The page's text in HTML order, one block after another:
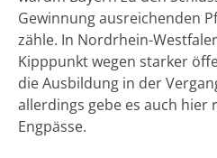
Gewinnung ausreichenden
zähle. In Nordrhein-
Kipppunkt wegen starker
die Ausbildung in der
allerdings gebe es auch
Engpässe.